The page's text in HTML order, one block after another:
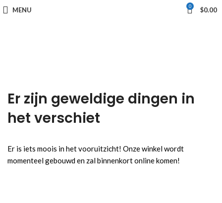
MENU 0 $0.00
Er zijn geweldige dingen in
het verschiet
Er is iets moois in het vooruitzicht! Onze winkel wordt
momenteel gebouwd en zal binnenkort online komen!